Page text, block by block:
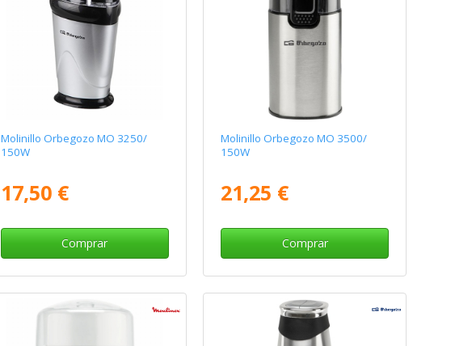
Molinillo Orbegozo MO 3250/
150W
17,50 €
Comprar
Molinillo Orbegozo MO 3500/
150W
21,25 €
Comprar